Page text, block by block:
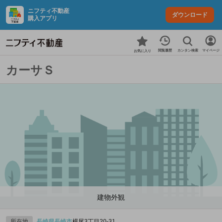
ニフティ不動産
購入アプリ
ダウンロード
お気に入り 閲覧履歴 カンタン検索 マイページ
カーサＳ
建物外観